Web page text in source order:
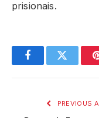
prisionais.
FacebookTwitter
PREVIOUS